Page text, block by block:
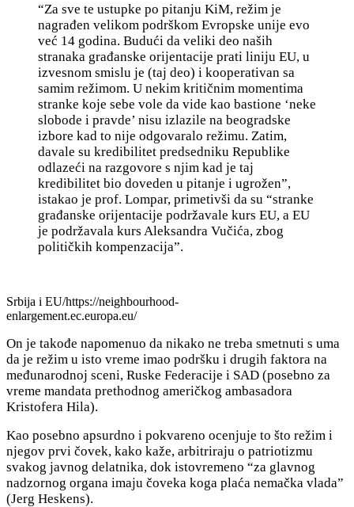
“Za sve te ustupke po pitanju KiM, režim je
nagrađen velikom podrškom Evropske unije evo
već 14 godina. Budući da veliki deo naših
stranaka građanske orijentacije prati liniju EU, u
izvesnom smislu je (taj deo) i kooperativan sa
samim režimom. U nekim kritičnim momentima
stranke koje sebe vole da vide kao bastione ‘neke
slobode i pravde’ nisu izlazile na beogradske
izbore kad to nije odgovaralo režimu. Zatim,
davale su kredibilitet predsedniku Republike
odlazeći na razgovore s njim kad je taj
kredibilitet bio doveden u pitanje i ugrožen”,
istakao je prof. Lompar, primetivši da su “stranke
građanske orijentacije podržavale kurs EU, a EU
je podržavala kurs Aleksandra Vučića, zbog
političkih kompenzacija”.
Srbija i EU/https://neighbourhood-
enlargement.ec.europa.eu/
On je takođe napomenuo da nikako ne treba smetnuti s uma
da je režim u isto vreme imao podršku i drugih faktora na
međunarodnoj sceni, Ruske Federacije i SAD (posebno za
vreme mandata prethodnog američkog ambasadora
Kristofera Hila).
Kao posebno apsurdno i pokvareno ocenjuje to što režim i
njegov prvi čovek, kako kaže, arbitriraju o patriotizmu
svakog javnog delatnika, dok istovremeno “za glavnog
nadzornog organa imaju čoveka koga plaća nemačka vlada”
(Jerg Heskens).